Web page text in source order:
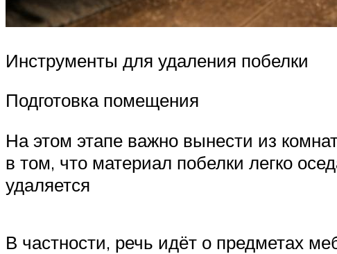
Инструменты для удаления побелки
Подготовка помещения
На этом этапе важно вынести из
в том, что материал побелки легко
удаляется
В частности, речь идёт о предметах